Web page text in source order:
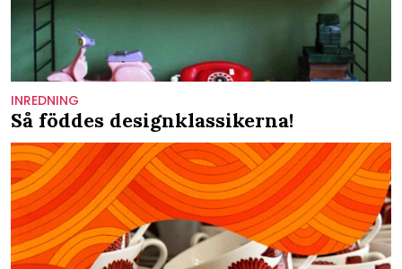
INREDNING
Så föddes designklassikerna!